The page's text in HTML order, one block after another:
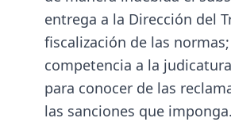
entrega a la Dirección del
fiscalización de las
competencia a la
para conocer de las
las sanciones que imponga.